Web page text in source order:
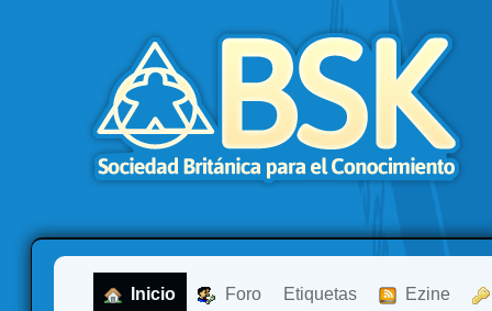
Inicio Foro Etiquetas Ezine